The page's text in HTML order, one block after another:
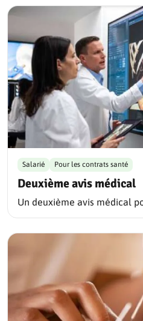
Deuxième avis médical
Salarié Pour les contrats santé
Un deuxième avis médical